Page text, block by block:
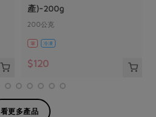
產)-200g
200公克
葷 冷凍
$120
看更多產品